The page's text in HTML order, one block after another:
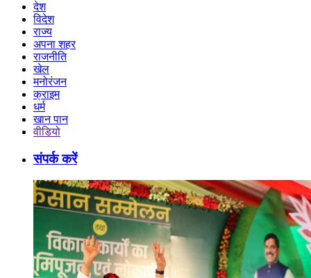
देश
विदेश
राज्य
अपना शहर
राजनीति
खेल
मनोरंजन
क्राइम
धर्म
खान पान
वीडियो
संपर्क करें